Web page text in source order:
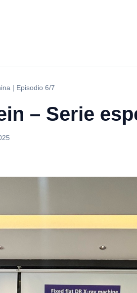
| Episodio 6/7
– Serie